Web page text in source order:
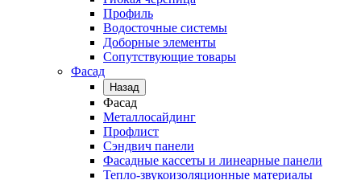
Профиль
Водосточные системы
Доборные элементы
Сопутствующие товары
Фасад
Назад
Фасад
Металлосайдинг
Профлист
Сэндвич панели
Фасадные кассеты и линеарные панели
Тепло-звукоизоляционные материалы